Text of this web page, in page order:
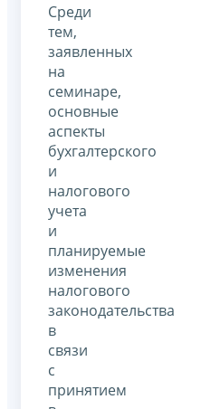
Среди
тем,
заявленных
на
семинаре,
основные
аспекты
бухгалтерского
и
налогового
учета
и
планируемые
изменения
налогового
законодательства
в
связи
c
принятием